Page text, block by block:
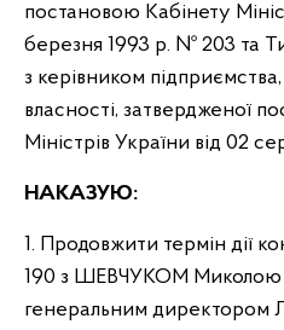
постановою Кабінету
березня 1993 р. № 203 та
з керівником
власності, затвердженої
Міністрів України від 02
НАКАЗУЮ:
1. Продовжити термін дії
190 з ШЕВЧУКОМ Миколою
генеральним директором